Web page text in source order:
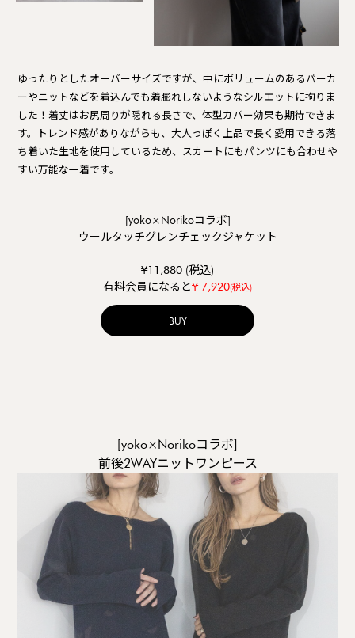
ゆったりとしたオーバーサイズですが、中にボリュームのあるパーカ
ーやニットなどを着込んでも着膨れしないようなシルエットに拘りま
した！着丈はお尻周りが隠れる長さで、体型カバー効果も期待できま
す。トレンド感がありながらも、大人っぽく上品で長く愛用できる落
ち着いた生地を使用しているため、スカートにもパンツにも合わせや
すい万能な一着です。
[yoko×Norikoコラボ]
ウールタッチグレンチェックジャケット
¥11,880 (税込)
有料会員になると¥ 7,920(税込)
BUY
[yoko×Norikoコラボ]
前後2WAYニットワンピース